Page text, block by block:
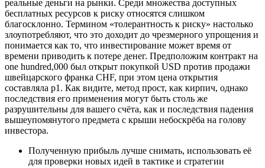
реальные деньги на рынки. Среди множества доступных
бесплатных ресурсов к риску относятся слишком
благосклонно. Термином «толерантность к риску» настолько
злоупотребляют, что это доходит до чрезмерного упрощения и
понимается как то, что инвестирование может время от
времени приводить к потере денег. Предположим контракт на
one hundred,000 был открыт покупкой USD против продажи
швейцарского франка CHF, при этом цена открытия
составляла p1. Как видите, метод прост, как кирпич, однако
последствия его применения могут быть столь же
разрушительны для вашего счёта, как и последствия падения
вышеупомянутого предмета с крыши небоскрёба на голову
инвестора.
Полученную прибыль лучше снимать, использовать её
для проверки новых идей в тактике и стратегии